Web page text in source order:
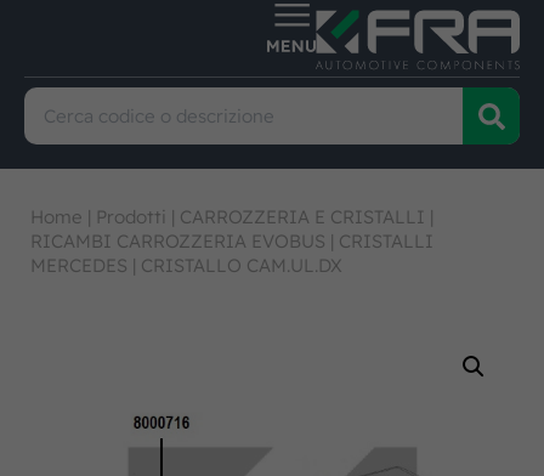
Home | Prodotti | CARROZZERIA E CRISTALLI |
RICAMBI CARROZZERIA EVOBUS | CRISTALLI
MERCEDES | CRISTALLO CAM.UL.DX